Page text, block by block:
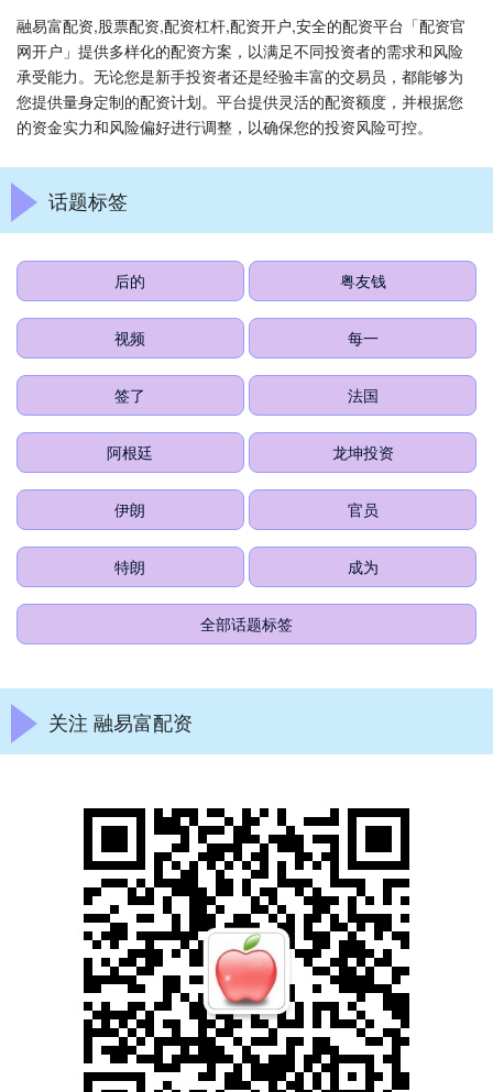
融易富配资,股票配资,配资杠杆,配资开户,安全的配资平台「配资官
网开户」提供多样化的配资方案，以满足不同投资者的需求和风险
承受能力。无论您是新手投资者还是经验丰富的交易员，都能够为
您提供量身定制的配资计划。平台提供灵活的配资额度，并根据您
的资金实力和风险偏好进行调整，以确保您的投资风险可控。
话题标签
后的 粤友钱
视频 每一
签了 法国
阿根廷 龙坤投资
伊朗 官员
特朗 成为
全部话题标签
关注 融易富配资